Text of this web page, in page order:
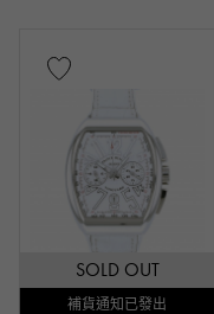
SOLD OUT
補貨通知已發出